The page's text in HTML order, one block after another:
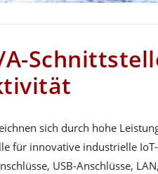
sich durch hohe
für innovative industrielle IoT-
USB-Anschlüsse,